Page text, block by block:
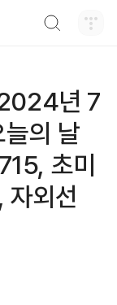
년 7
의 날
초미
자외선